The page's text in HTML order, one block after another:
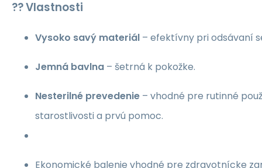
?? Vlastnosti
Vysoko savý materiál – efektívny pri odsávaní
Jemná bavlna – šetrná k pokožke.
Nesterilné prevedenie – vhodné pre rutinné
starostlivosti a prvú pomoc.
Ekonomické balenie vhodné pre zdravotnícke